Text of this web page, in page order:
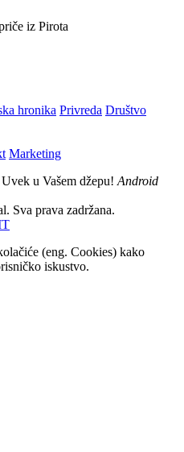
iz Pirota
hronika Privreda Društvo
Marketing
Uvek u Vašem džepu! Android
Sva prava zadržana.
(eng. Cookies) kako
iskustvo.